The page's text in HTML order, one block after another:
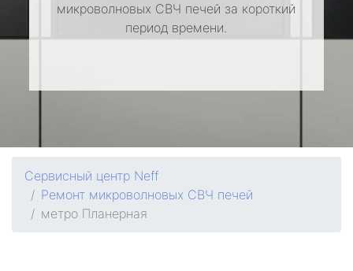
микроволновых СВЧ печей за короткий
период времени.
Сервисный центр Neff
Ремонт микроволновых СВЧ печей
метро Планерная